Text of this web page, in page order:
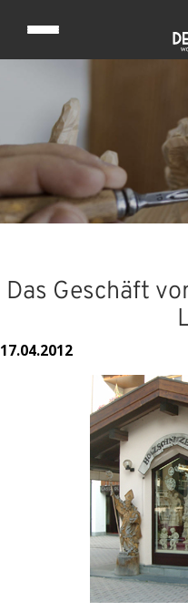
Das Geschäft
17.04.2012